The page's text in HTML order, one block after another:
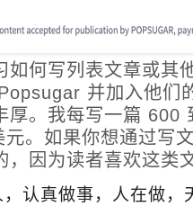
如何写列表文章或其
并加入他们
厚。我每写一篇 600
。如果你想通过写
，因为读者喜欢这类
，认真做事，人在做，